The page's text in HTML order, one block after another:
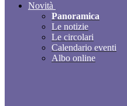
Novità
Panoramica
Le notizie
Le circolari
Calendario eventi
Albo online